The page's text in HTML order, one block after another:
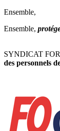
Ensemble,
Ensemble,
SYNDICAT
des personnels